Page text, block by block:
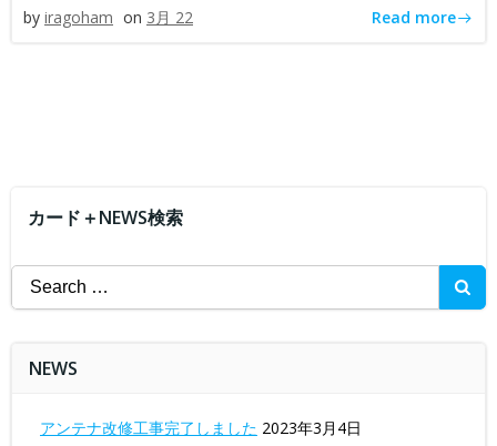
by iragoham on 3月 22 Read more
カード＋NEWS検索
Search
for:
NEWS
アンテナ改修工事完了しました 2023年3月4日